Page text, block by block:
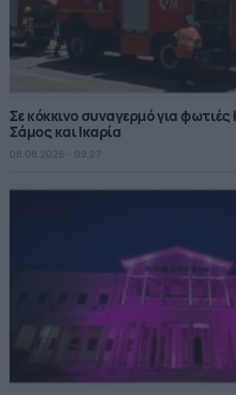
Σε κόκκινο συναγερμό για
Σάμος και Ικαρία
08.08.2026 - 09.27